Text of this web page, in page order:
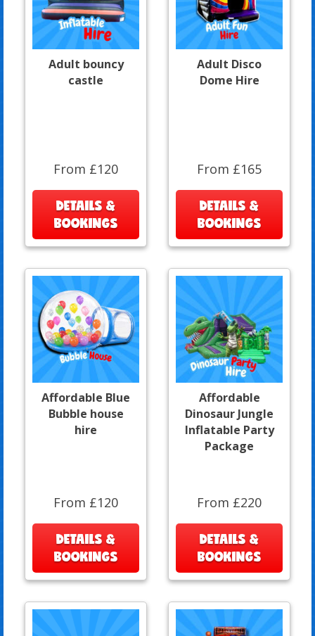
Adult bouncy
castle
From £120
DETAILS &
BOOKINGS
Adult Disco
Dome Hire
From £165
DETAILS &
BOOKINGS
Affordable Blue
Bubble house
hire
From £120
DETAILS &
BOOKINGS
Affordable
Dinosaur Jungle
Inflatable Party
Package
From £220
DETAILS &
BOOKINGS